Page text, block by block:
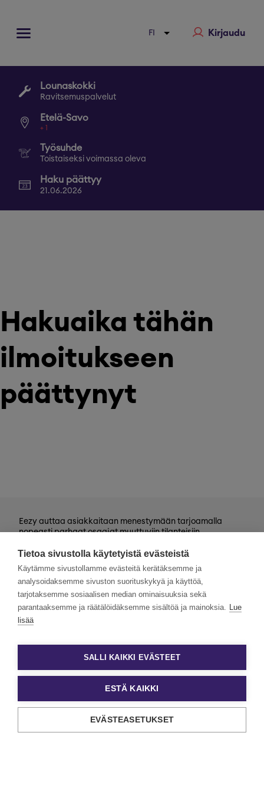
Kirjaudu
Lounaskokki
Ravitsemuspalvelut
Etelä-Savo
+ 1
Työsuhde
Toistaiseksi voimassa oleva
Haku päättyy
21.06.2026
Hakuaika tähän
ilmoitukseen
päättynyt
Eezy auttaa asiakkaitaan menestymään tarjoamalla
nopeasti parhaat osaajat muuttuviin tilanteisiin
kevytyrittäjyys ja muut työelämän
asiantuntijapalvelumme tarjoavat monipuolisimmat keinot
työn ja tekijöiden kohtaamiseen.
Haluamme rakentaa monimuotoista ja yhdenvertaista
Eezyä. Toivomme hakemuksia kaikenlaisista taustoista
tulevilta päteviltä hakijoilta. Noudatamme aina tasa-
arvoista ja läpinäkyvää rekrytointiprosessia. Uskomme
Tietoa sivustolla käytetyistä evästeistä
Käytämme sivustollamme evästeitä kerätäksemme ja
analysoidaksemme sivuston suorituskykyä ja käyttöä,
tarjotaksemme sosiaalisen median ominaisuuksia sekä
parantaaksemme ja räätälöidäksemme sisältöä ja mainoksia. Lue
lisää
SALLI KAIKKI EVÄSTEET
ESTÄ KAIKKI
EVÄSTEASETUKSET